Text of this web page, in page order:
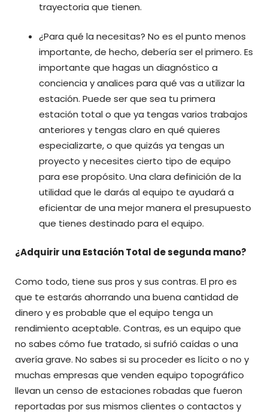
trayectoria que tienen.
¿Para qué la necesitas? No es el punto menos
importante, de hecho, debería ser el primero. Es
importante que hagas un diagnóstico a
conciencia y analices para qué vas a utilizar la
estación. Puede ser que sea tu primera
estación total o que ya tengas varios trabajos
anteriores y tengas claro en qué quieres
especializarte, o que quizás ya tengas un
proyecto y necesites cierto tipo de equipo
para ese propósito. Una clara definición de la
utilidad que le darás al equipo te ayudará a
eficientar de una mejor manera el presupuesto
que tienes destinado para el equipo.
¿Adquirir una Estación Total de segunda mano?
Como todo, tiene sus pros y sus contras. El pro es
que te estarás ahorrando una buena cantidad de
dinero y es probable que el equipo tenga un
rendimiento aceptable. Contras, es un equipo que
no sabes cómo fue tratado, si sufrió caídas o una
avería grave. No sabes si su proceder es lícito o no y
muchas empresas que venden equipo topográfico
llevan un censo de estaciones robadas que fueron
reportadas por sus mismos clientes o contactos y